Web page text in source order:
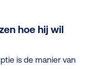
hoe hij wil
is de manier van